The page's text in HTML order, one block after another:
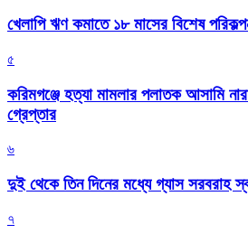
খেলাপি ঋণ কমাতে ১৮ মাসের বিশেষ
৫
করিমগঞ্জে হত্যা মামলার পলাতক আসামি
গ্রেপ্তার
৬
দুই থেকে তিন দিনের মধ্যে গ্যাস সরবরাহ
৭